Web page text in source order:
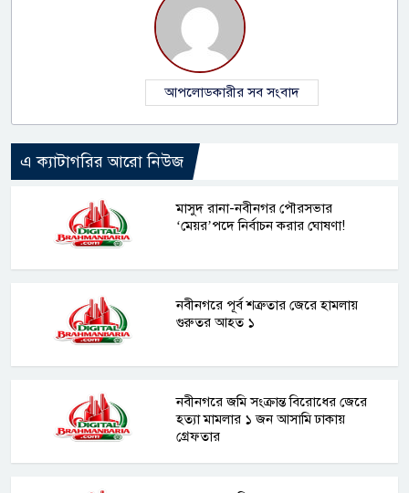
আপলোডকারীর সব সংবাদ
এ ক্যাটাগরির আরো নিউজ
মাসুদ রানা-নবীনগর পৌরসভার
‘মেয়র’পদে নির্বাচন করার ঘোষণা!
নবীনগরে পূর্ব শত্রুতার জেরে হামলায়
গুরুতর আহত ১
নবীনগরে জমি সংক্রান্ত বিরোধের জেরে
হত্যা মামলার ১ জন আসামি ঢাকায়
গ্রেফতার